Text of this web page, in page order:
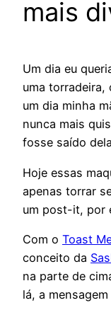
mais
Um dia eu
uma torradeira,
um dia minha
nunca mais
fosse saído
Hoje essas
apenas torrar
um post-it, por
Com o Toast
conceito da
na parte de
lá, a